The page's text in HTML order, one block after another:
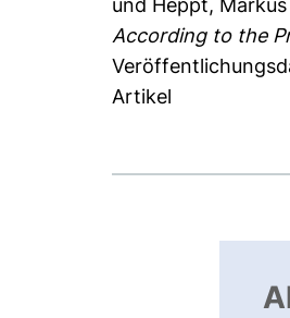
und Heppt, Markus
According to the
Artikel